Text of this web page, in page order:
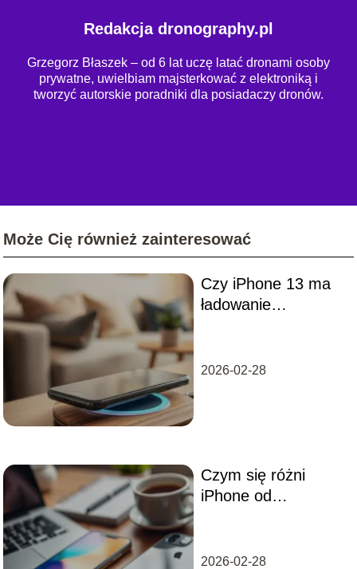
Redakcja dronography.pl
Grzegorz Błaszek – od 6 lat uczę latać dronami osoby
prywatne, uwielbiam majsterkować z elektroniką i
tworzyć autorskie poradniki dla posiadaczy dronów.
Może Cię również zainteresować
Czy iPhone 13 ma
ładowanie
szczegóły
2026-02-28
Czym się różni
iPhone od
najważniejsze
2026-02-28